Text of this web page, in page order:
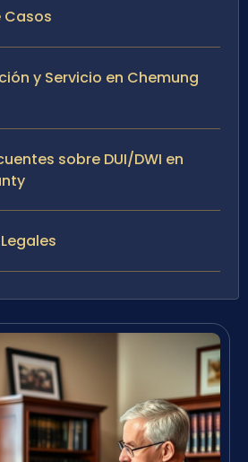
Casos
y Servicio en Chemung
sobre DUI/DWI en